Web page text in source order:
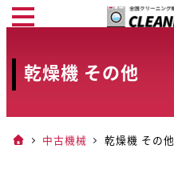
メ
ン
ン
乾燥機 その他
中古機械 乾燥機 その他